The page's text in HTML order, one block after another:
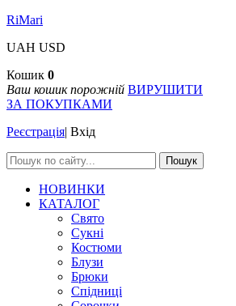
RiMari
UAH USD
Кошик 0
Ваш кошик порожній ВИРУШИТИ
ЗА ПОКУПКАМИ
Реєстрація| Вхід
Пошук
НОВИНКИ
КАТАЛОГ
Свято
Сукні
Костюми
Блузи
Брюки
Спідниці